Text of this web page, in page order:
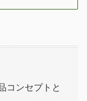
コンセプトと